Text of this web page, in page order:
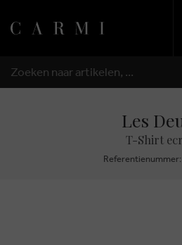
ZOEKEN
Les
T-Shirt